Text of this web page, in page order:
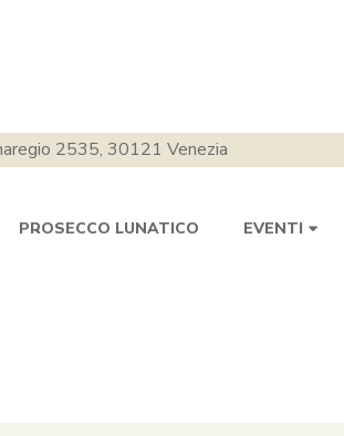
2535, 30121 Venezia
PROSECCO LUNATICO EVENTI